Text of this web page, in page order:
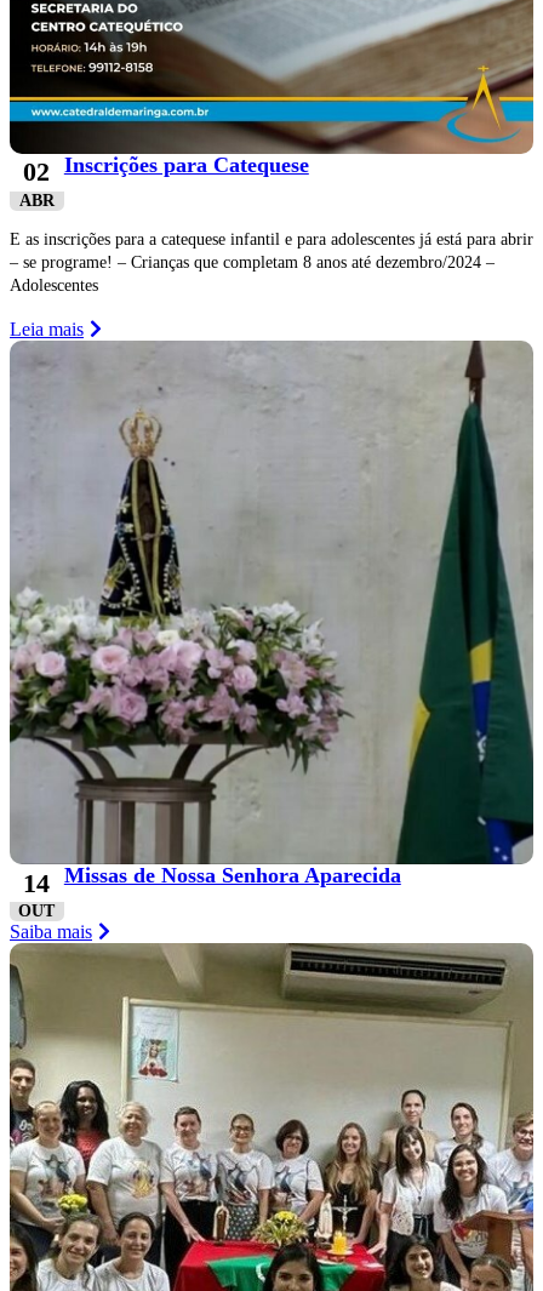
02
ABR
Inscrições para Catequese
E as inscrições para a catequese infantil e para adolescentes já está para abrir
– se programe! – Crianças que completam 8 anos até dezembro/2024 –
Adolescentes
Leia mais
14
OUT
Missas de Nossa Senhora Aparecida
Saiba mais